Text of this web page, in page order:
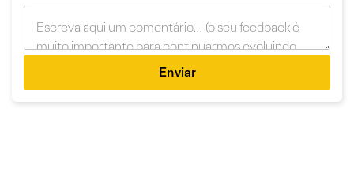
Enviar